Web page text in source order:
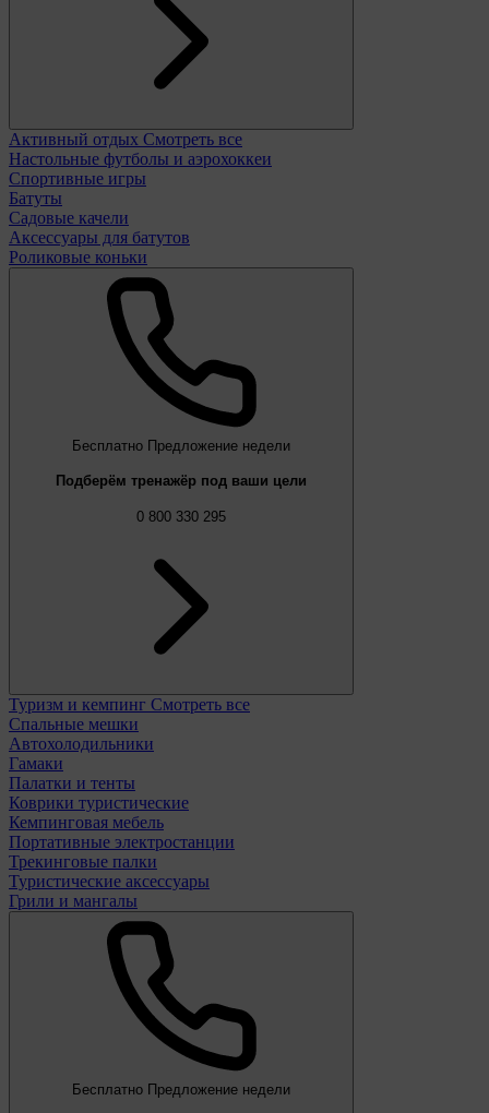
Активный отдых Смотреть все
Настольные футболы и аэрохоккеи
Спортивные игры
Батуты
Садовые качели
Аксессуары для батутов
Роликовые коньки
Бесплатно Предложение недели
Подберём тренажёр под ваши цели
0 800 330 295
Туризм и кемпинг Смотреть все
Спальные мешки
Автохолодильники
Гамаки
Палатки и тенты
Коврики туристические
Кемпинговая мебель
Портативные электростанции
Трекинговые палки
Туристические аксессуары
Грили и мангалы
Бесплатно Предложение недели